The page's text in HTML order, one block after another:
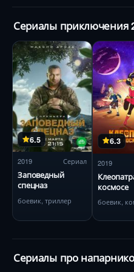
Сериалы приключения
6.5
2019 Сериал
Заповедный
спецназ
боевик, триллер
6.3
2019
космосе
боевик,
Сериалы про